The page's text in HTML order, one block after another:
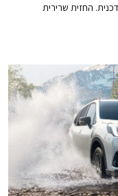
החזית שרירית
עם עיטור דמוי מגלש